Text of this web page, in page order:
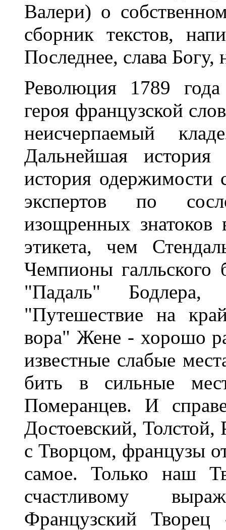
Валери) о
сборник текстов,
Последнее, слава Богу,
Революция 1789
героя французской
неисчерпаемый
Дальнейшая история
история одержимости
экспертов по
изощренных знатоков
этикета, чем
Чемпионы галльского
"Падаль"
"Путешествие на
вора" Жене - хорошо
известные слабые
бить в сильные
Померанцев. И
Достоевский,
с Творцом, французы
самое. Только наш
счастливому
Французский